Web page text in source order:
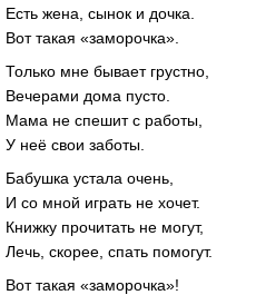
Есть жена, сынок и дочка.
Вот такая «заморочка».
Только мне бывает грустно,
Вечерами дома пусто.
Мама не спешит с работы,
У неё свои заботы.
Бабушка устала очень,
И со мной играть не хочет.
Книжку прочитать не могут,
Лечь, скорее, спать помогут.
Вот такая «заморочка»!